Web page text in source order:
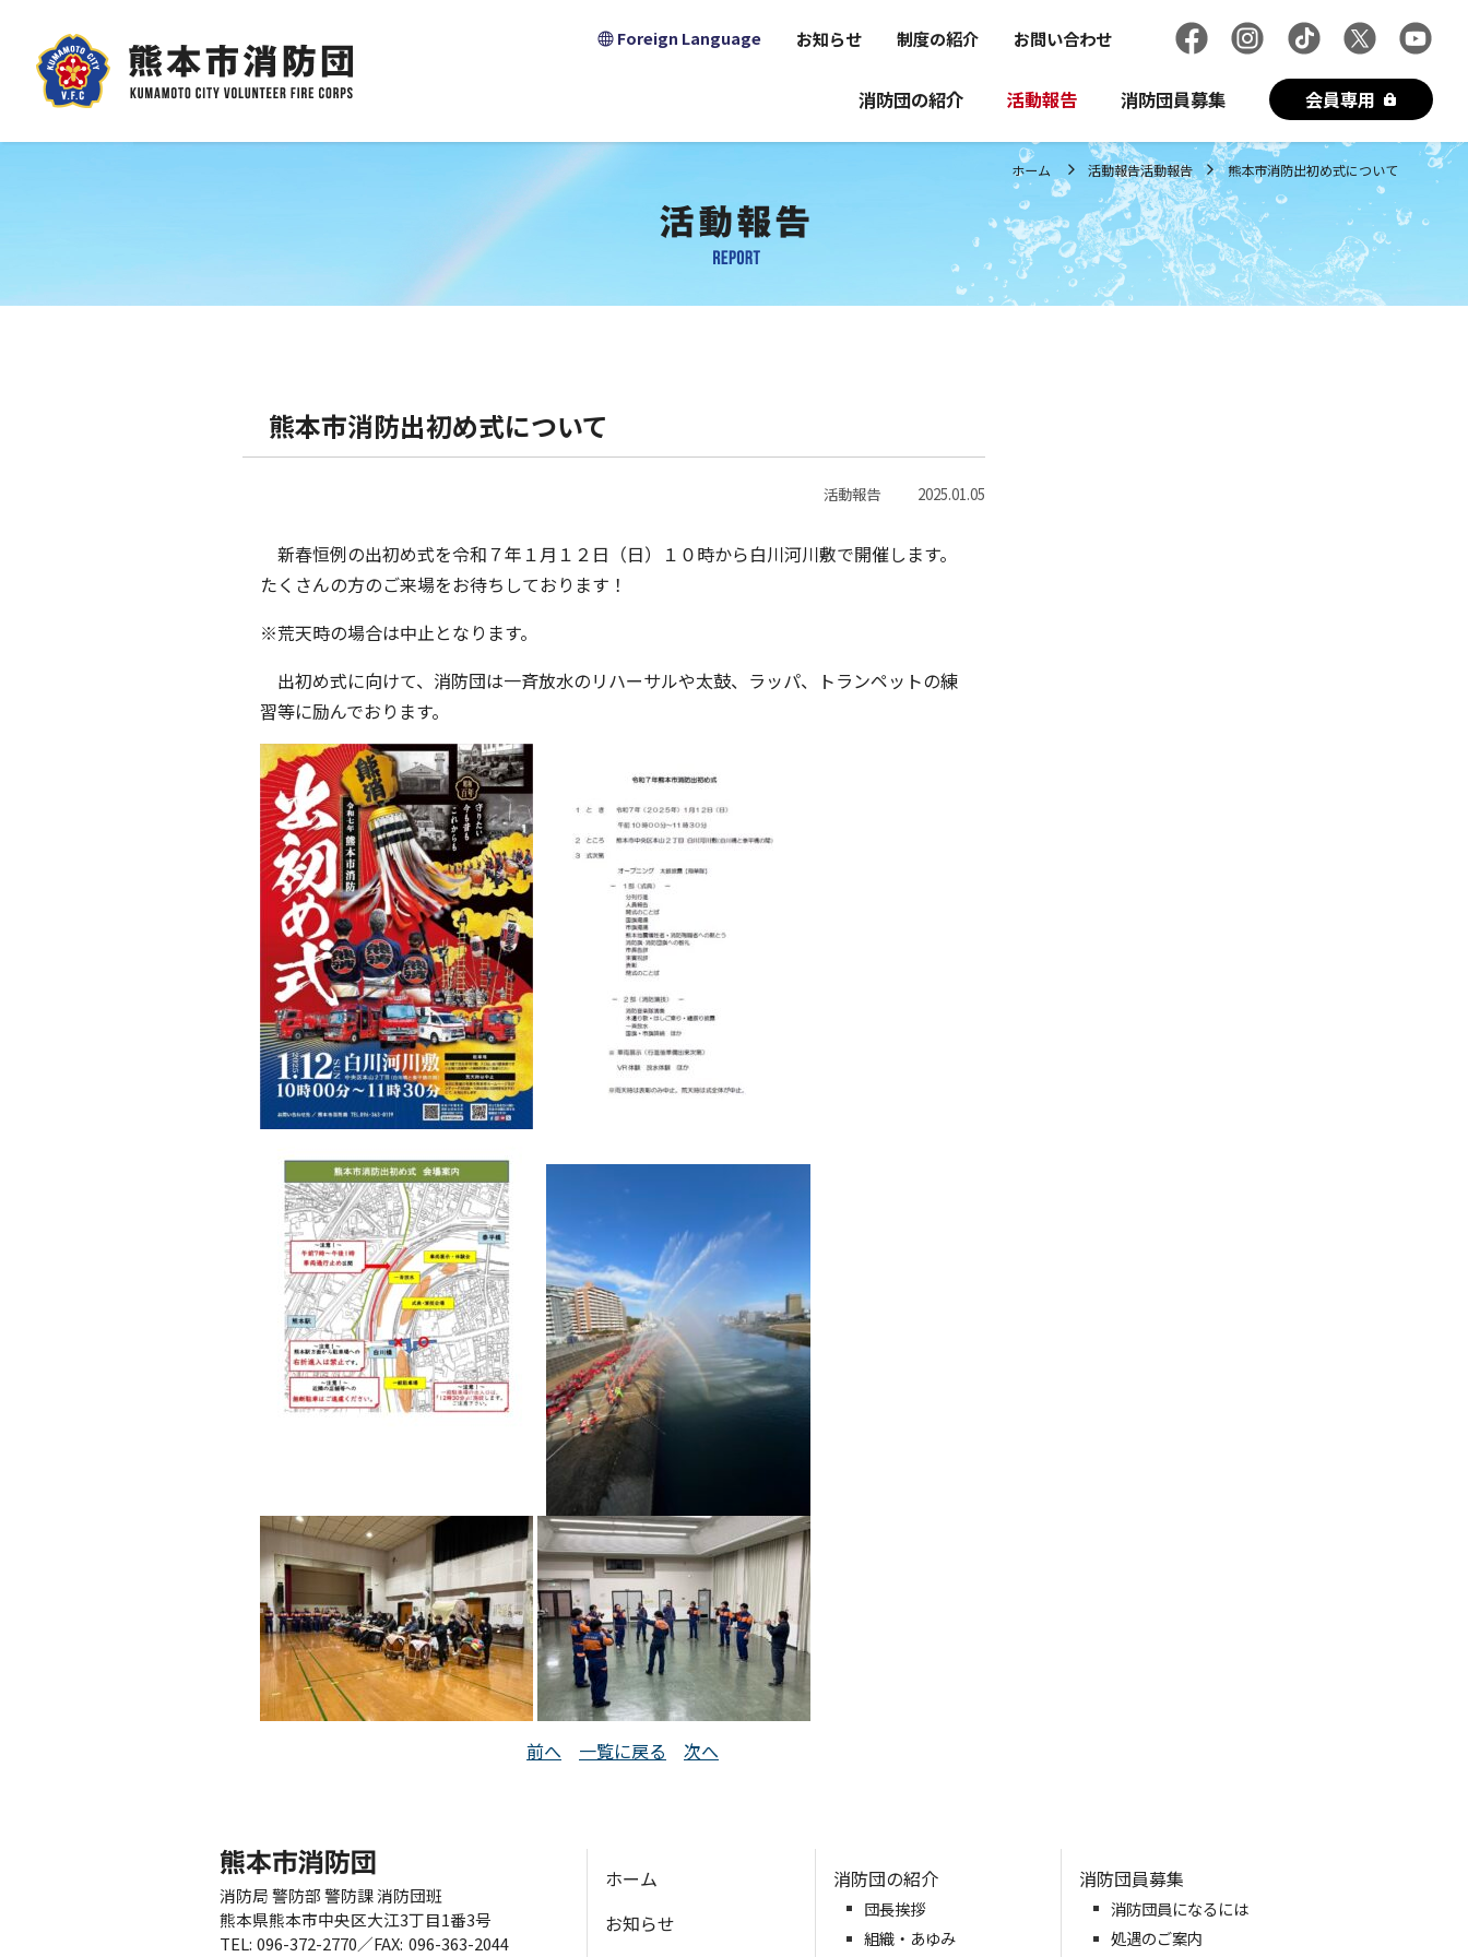
Foreign Language お知らせ 制度の紹介 お問い合わせ
消防団の紹介 活動報告 消防団員募集 会員専用
ホーム 活動報告活動報告 熊本市消防出初め式について
熊本市消防出初め式について
活動報告 2025.01.05
新春恒例の出初め式を令和７年１月１２日（日）１０時から白川河川敷で開催します。
たくさんの方のご来場をお待ちしております！
※荒天時の場合は中止となります。
出初め式に向けて、消防団は一斉放水のリハーサルや太鼓、ラッパ、トランペットの練
習等に励んでおります。
前へ 一覧に戻る 次へ
消防局 警防部 警防課 消防団班
熊本県熊本市中央区大江3丁目1番3号
TEL 096-372-2770／FAX 096-363-2044
ホーム
お知らせ
消防団の紹介
団長挨拶
組織・あゆみ
消防団員募集
消防団員になるには
処遇のご案内